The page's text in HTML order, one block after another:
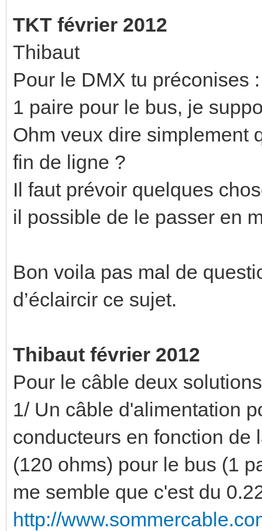
TKT février 2012
Thibaut
Pour le DMX tu préconises
1 paire pour le bus, je
Ohm veux dire simplement
fin de ligne ?
Il faut prévoir quelques
il possible de le passer en
Bon voila pas mal de
d’éclaircir ce sujet.
Thibaut février 2012
Pour le câble deux
1/ Un câble d'alimentation
conducteurs en fonction de
(120 ohms) pour le bus (1
me semble que c'est du
http://